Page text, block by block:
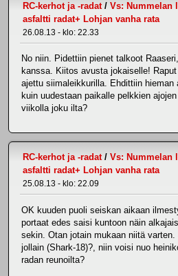
RC-kerhot ja -radat/ Vs: Nummelan
asfaltti radat+ Lohjan vanha rata
26.08.13 - klo: 22.33
No niin. Pidettiin pienet talkoot
kanssa. Kiitos avusta jokaiselle!
ajettu siimaleikkurilla. Ehdittiin
kuin uudestaan paikalle pelkkien
viikolla joku ilta?
RC-kerhot ja -radat/ Vs: Nummelan
asfaltti radat+ Lohjan vanha rata
25.08.13 - klo: 22.09
OK kuuden puoli seiskan aikaan
portaat edes saisi kuntoon näin
sekin. Otan jotain mukaan niitä
jollain (Shark-18)?, niin voisi nuo
radan reunoilta?